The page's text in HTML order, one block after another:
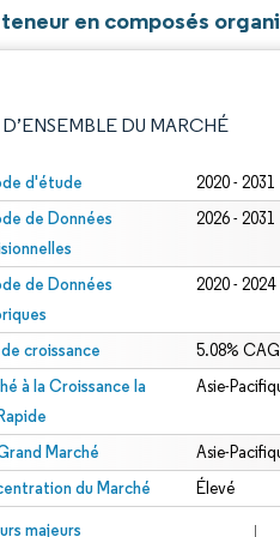
en composés
DU MARCHÉ
d'étude 2020 - 2031
de Données
2026 - 2031
de Données
2020 - 2024
croissance 5.08%
à la Croissance la
Asie-
Marché Asie-
du Marché Élevé
majeurs
© Mordor Intelligence. La réutilisation
sous CC BY 4.0.